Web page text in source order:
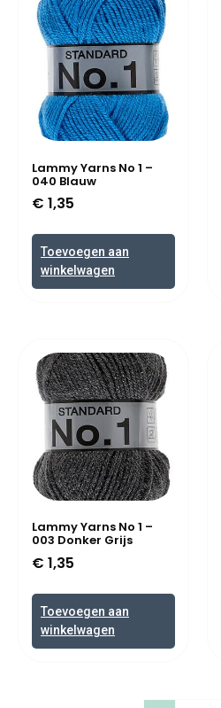
Lammy Yarns No 1 –
040 Blauw
€ 1,35
Toevoegen aan
winkelwagen
Lammy Yarns No 1 –
003 Donker Grijs
€ 1,35
Toevoegen aan
winkelwagen